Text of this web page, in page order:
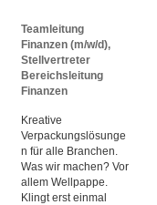
Teamleitung
Finanzen (m/w/d),
Stellvertreter
Bereichsleitung
Finanzen
Kreative
Verpackungslösunge
n für alle Branchen.
Was wir machen? Vor
allem Wellpappe.
Klingt erst einmal